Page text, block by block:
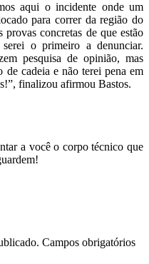
aqui o incidente onde um
para correr da região do
provas concretas de que estão
o primeiro a denunciar.
pesquisa de opinião, mas
de cadeia e não terei pena em
finalizou afirmou Bastos.
a você o corpo técnico que
Campos obrigatórios